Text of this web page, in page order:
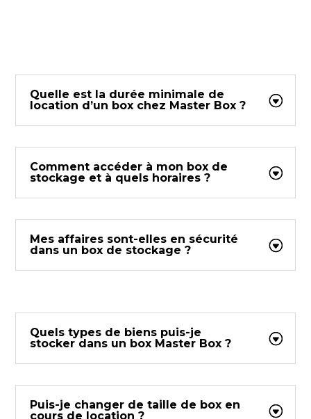
Quelle est la durée minimale de
location d’un box chez Master Box ?
Comment accéder à mon box de
stockage et à quels horaires ?
Mes affaires sont-elles en sécurité
dans un box de stockage ?
Quels types de biens puis-je
stocker dans un box Master Box ?
Puis-je changer de taille de box en
cours de location ?